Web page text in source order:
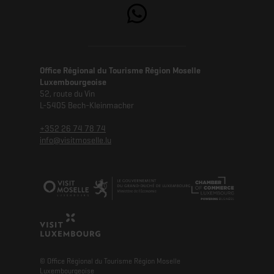
Office Régional du Tourisme Région Moselle
Luxembourgeoise
52, route du Vin
L-5405 Bech-Kleinmacher
+352 26 74 78 74
info@visitmoselle.lu
© Office Régional du Tourisme Région Moselle
Luxembourgeoise